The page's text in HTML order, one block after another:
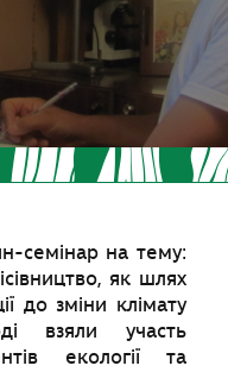
семінар на тему:
як шлях
до зміни клімату
взяли участь
екології та